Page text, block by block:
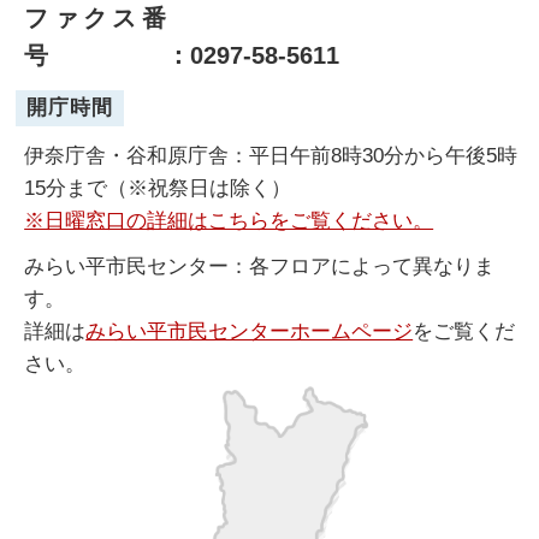
ファクス番
号
：0297-58-5611
開庁時間
伊奈庁舎・谷和原庁舎：平日午前8時30分から午後5時
15分まで（※祝祭日は除く）
※日曜窓口の詳細はこちらをご覧ください。
みらい平市民センター：各フロアによって異なりま
す。
詳細はみらい平市民センターホームページをご覧くだ
さい。